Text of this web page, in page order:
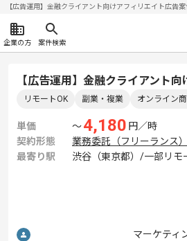
【広告運用】金融クライアント向けアフィリエイト広
企業の方 案件検索
【広告運用】金融クライアント
リモートOK 副業・複業 オンライン
単価 〜4,180 円／時
契約形態
業務委託（フリーランス）
最寄り駅
渋谷（東京都）/一部リモ
マーケティ